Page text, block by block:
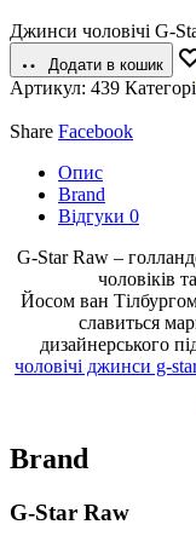
Джинси чоловічі G-
Додати в кошик
Артикул: 439
Share Facebook
Опис
Brand
Відгуки 0
G-Star Raw –
чоловіків
Йосом ван
славиться
дизайнерського
чоловічі джинси g-
Brand
G-Star Raw